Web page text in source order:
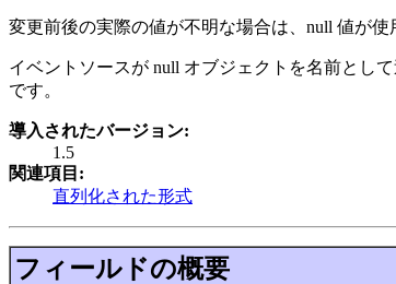
変更前後の実際の値が不明な場合は、null 値が使
イベントソースが null オブジェクトを名前とし
です。
導入されたバージョン:
1.5
関連項目:
直列化された形式
フィールドの概要